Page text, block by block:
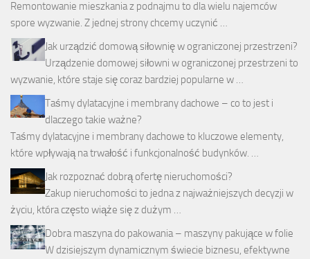
Remontowanie mieszkania z podnajmu to dla wielu najemców
spore wyzwanie. Z jednej strony chcemy uczynić …
Jak urządzić domową siłownię w ograniczonej przestrzeni?
Urządzenie domowej siłowni w ograniczonej przestrzeni to
wyzwanie, które staje się coraz bardziej popularne w …
Taśmy dylatacyjne i membrany dachowe – co to jest i
dlaczego takie ważne?
Taśmy dylatacyjne i membrany dachowe to kluczowe elementy,
które wpływają na trwałość i funkcjonalność budynków. …
Jak rozpoznać dobrą ofertę nieruchomości?
Zakup nieruchomości to jedna z najważniejszych decyzji w
życiu, która często wiąże się z dużym …
Dobra maszyna do pakowania – maszyny pakujące w folie
W dzisiejszym dynamicznym świecie biznesu, efektywne